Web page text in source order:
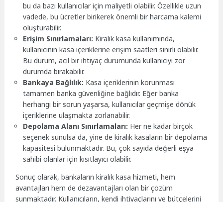
bu da bazı kullanıcılar için maliyetli olabilir. Özellikle uzun
vadede, bu ücretler birikerek önemli bir harcama kalemi
oluşturabilir.
Erişim Sınırlamaları: Kiralık kasa kullanımında,
kullanıcının kasa içeriklerine erişim saatleri sınırlı olabilir.
Bu durum, acil bir ihtiyaç durumunda kullanıcıyı zor
durumda bırakabilir.
Bankaya Bağlılık: Kasa içeriklerinin korunması
tamamen banka güvenliğine bağlıdır. Eğer banka
herhangi bir sorun yaşarsa, kullanıcılar geçmişe dönük
içeriklerine ulaşmakta zorlanabilir.
Depolama Alanı Sınırlamaları: Her ne kadar birçok
seçenek sunulsa da, yine de kiralık kasaların bir depolama
kapasitesi bulunmaktadır. Bu, çok sayıda değerli eşya
sahibi olanlar için kısıtlayıcı olabilir.
Sonuç olarak, bankaların kiralık kasa hizmeti, hem
avantajları hem de dezavantajları olan bir çözüm
sunmaktadır. Kullanıcıların, kendi ihtiyaçlarını ve bütçelerini